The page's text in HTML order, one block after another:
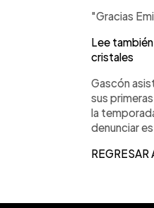
"Gracias
Lee
cristales
Gascón
sus
la
denunciar
REGRESAR